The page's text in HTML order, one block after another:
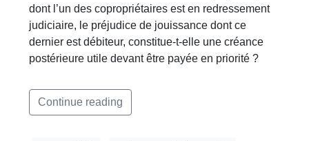
dont l’un des copropriétaires est en redressement
judiciaire, le préjudice de jouissance dont ce
dernier est débiteur, constitue-t-elle une créance
postérieure utile devant être payée en priorité ?
Continue reading